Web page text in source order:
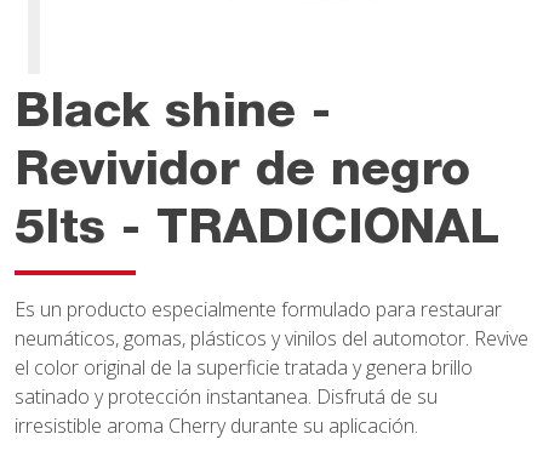
Black shine -
Revividor de negro
5lts - TRADICIONAL
Es un producto especialmente formulado para restaurar
neumáticos, gomas, plásticos y vinilos del automotor. Revive
el color original de la superficie tratada y genera brillo
satinado y protección instantanea. Disfrutá de su
irresistible aroma Cherry durante su aplicación.